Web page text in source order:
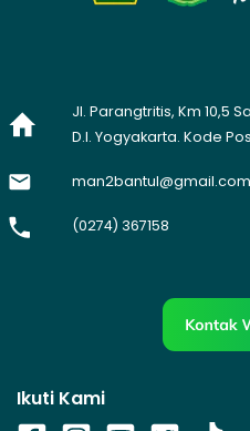
Jl. Parangtritis, Km 10,5
D.I. Yogyakarta. Kode
man2bantul@gmail.com
(0274) 367158
Ikuti Kami